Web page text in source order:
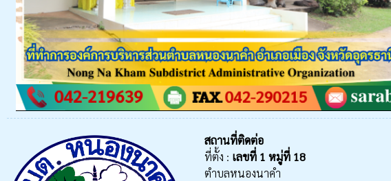
สถานที่ติดต่อ
ที่ตั้ง : เลขที่ 1 หมู่ที่ 18
ตำบลหนองนาคำ